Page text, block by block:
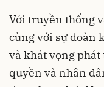
Với truyền thống
cùng với sự đoàn
và khát vọng
quyền và nhân